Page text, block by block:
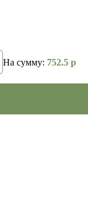
На сумму: 752.5 р